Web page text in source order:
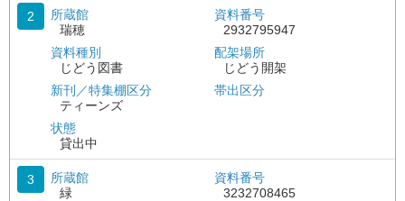
2
所蔵館
瑞穂
資料種別
じどう図書
新刊／特集棚区分
ティーンズ
状態
貸出中
資料番号
2932795947
配架場所
じどう開架
帯出区分
3
所蔵館
緑
資料番号
3232708465